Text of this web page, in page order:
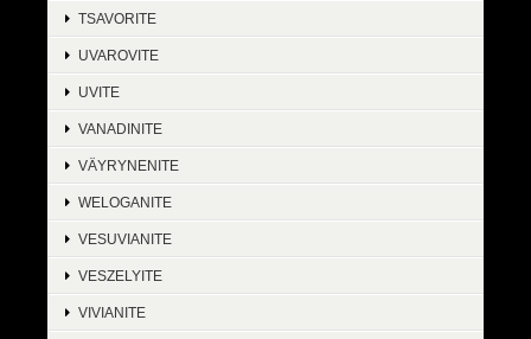
TSAVORITE
UVAROVITE
UVITE
VANADINITE
VÄYRYNENITE
WELOGANITE
VESUVIANITE
VESZELYITE
VIVIANITE